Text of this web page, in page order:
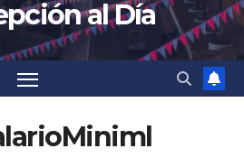
al Día